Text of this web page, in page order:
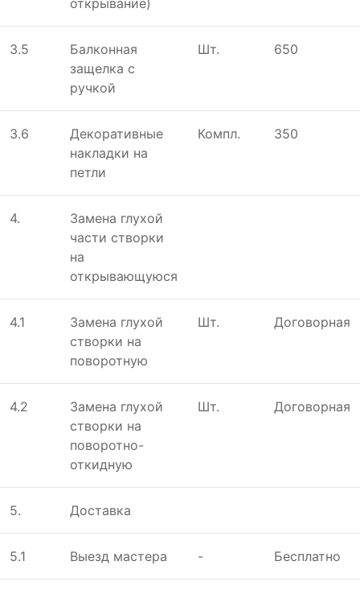
3.5
Балконная
защелка с
ручкой
Шт. 650
3.6
Декоративные
накладки на
петли
Компл. 350
4.
Замена глухой
части створки
на
открывающуюся
4.1
Замена глухой
створки на
поворотную
Шт. Договорная
4.2
Замена глухой
створки на
поворотно-
откидную
Шт. Договорная
5. Доставка
5.1 Выeзд мастeра - Бесплатно